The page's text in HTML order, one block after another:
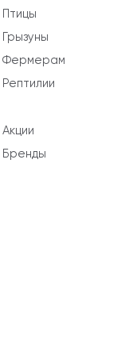
Птицы
Грызуны
Фермерам
Рептилии
Акции
Бренды